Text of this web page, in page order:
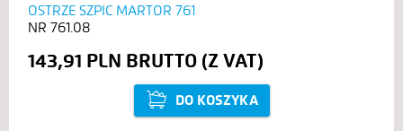
OSTRZE SZPIC MARTOR 761
761.08
143,91 PLN
DO KOSZYKA